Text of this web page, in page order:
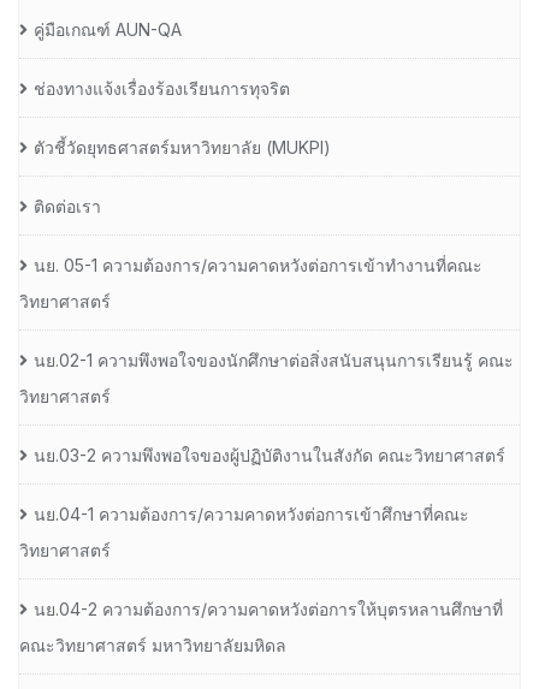
คู่มือเกณฑ์ AUN-QA
ช่องทางแจ้งเรื่องร้องเรียนการทุจริต
ตัวชี้วัดยุทธศาสตร์มหาวิทยาลัย (MUKPI)
ติดต่อเรา
นย. 05-1 ความต้องการ/ความคาดหวังต่อการเข้าทำงานที่คณะ
วิทยาศาสตร์
นย.02-1 ความพึงพอใจของนักศึกษาต่อสิ่งสนับสนุนการเรียนรู้ คณะ
วิทยาศาสตร์
นย.03-2 ความพึงพอใจของผู้ปฏิบัติงานในสังกัด คณะวิทยาศาสตร์
นย.04-1 ความต้องการ/ความคาดหวังต่อการเข้าศึกษาที่คณะ
วิทยาศาสตร์
นย.04-2 ความต้องการ/ความคาดหวังต่อการให้บุตรหลานศึกษาที่
คณะวิทยาศาสตร์ มหาวิทยาลัยมหิดล